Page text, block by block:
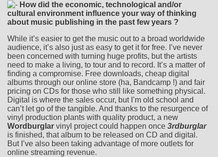
How did the economic, technological and/or
cultural environment influence your way of thinking
about music publishing in the past few years ?
While it’s easier to get the music out to a broad worldwide
audience, it’s also just as easy to get it for free. I’ve never
been concerned with turning huge profits, but the artists
need to make a living, to tour and to record. It’s a matter of
finding a compromise. Free downloads, cheap digital
albums through our online store (ha, Bandcamp !) and fair
pricing on CDs for those who still like something physical.
Digital is where the sales occur, but I’m old school and
can’t let go of the tangible. And thanks to the resurgence of
vinyl production plants with quality product, a new
Wordburglar vinyl project could happen once 3rdburglar
is finished, that album to be released on CD and digital.
But I’ve also been taking advantage of more outlets for
online streaming revenue.